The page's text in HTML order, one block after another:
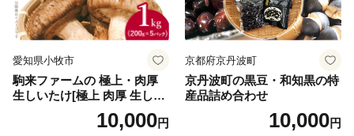
愛知県小牧市
駒来ファームの 極上・肉厚
生しいたけ[極上 肉厚 生しい
たけ 生シイタケ 生椎茸 安心
安全 国産 採れたて 新鮮 きの
10,000円
京都府京丹波町
京丹波町の黒豆・和知黒の特
産品詰め合わせ
10,000円